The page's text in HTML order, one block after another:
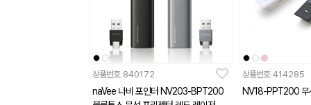
상품번호 840172
naVee 나비 포인터 NV203-BPT200
상품번호 414285
NV18-PPT200 무